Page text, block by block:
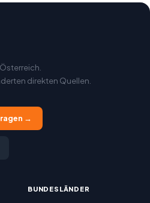
direkten Quellen.
→
BUNDESLÄNDER